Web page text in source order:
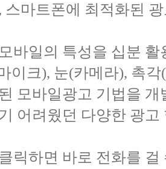
마트폰에 최적화된
바일의 특성을 십분
이크), 눈(카메라), 촉
모바일광고 기법을
어려웠던 다양한 광고
릭하면 바로 전화를